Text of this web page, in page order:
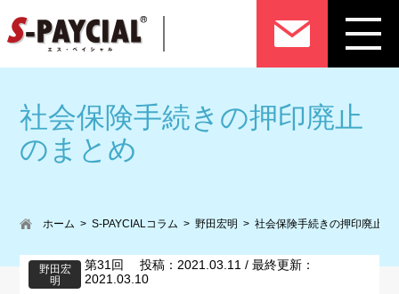
社会保険手続きの押印廃止
のまとめ
ホーム S-PAYCIALコラム 野田宏明 社会保険手続きの押印廃止の
野田宏
明
第31回 投稿：2021.03.11 / 最終更新：
2021.03.10